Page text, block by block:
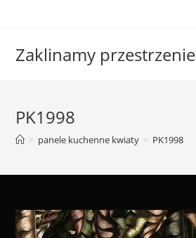
Zaklinamy przestrzenie
PK1998
> panele kuchenne kwiaty > PK1998